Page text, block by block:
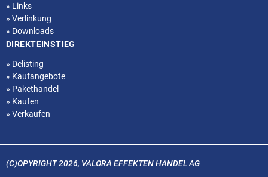
» Links
» Verlinkung
» Downloads
DIREKTEINSTIEG
» Delisting
» Kaufangebote
» Pakethandel
» Kaufen
» Verkaufen
(C)OPYRIGHT 2026, VALORA EFFEKTEN HANDEL AG